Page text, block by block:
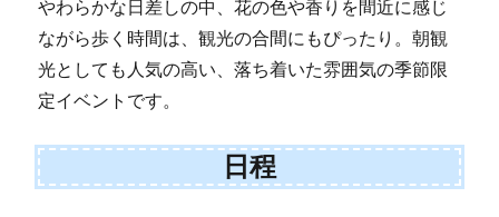
やわらかな日差しの中、花の色や香りを間近に感じ
ながら歩く時間は、観光の合間にもぴったり。朝観
光としても人気の高い、落ち着いた雰囲気の季節限
定イベントです。
日程